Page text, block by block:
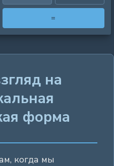
=
на
форма
когда мы